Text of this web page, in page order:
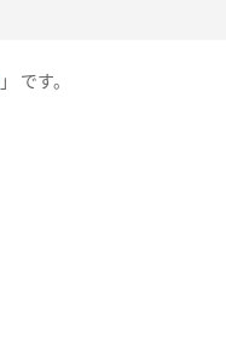
」 です。